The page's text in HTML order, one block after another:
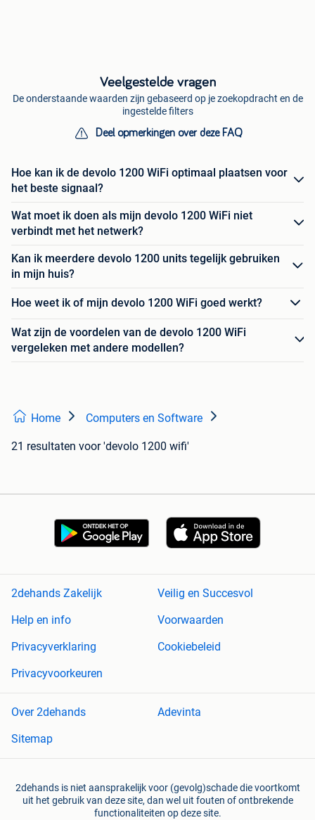
Veelgestelde vragen
De onderstaande waarden zijn gebaseerd op je zoekopdracht en de
ingestelde filters
Deel opmerkingen over deze FAQ
Hoe kan ik de devolo 1200 WiFi optimaal plaatsen voor
het beste signaal?
Wat moet ik doen als mijn devolo 1200 WiFi niet
verbindt met het netwerk?
Kan ik meerdere devolo 1200 units tegelijk gebruiken
in mijn huis?
Hoe weet ik of mijn devolo 1200 WiFi goed werkt?
Wat zijn de voordelen van de devolo 1200 WiFi
vergeleken met andere modellen?
Home Computers en Software
21 resultaten voor 'devolo 1200 wifi'
2dehands Zakelijk
Veilig en Succesvol
Help en info
Voorwaarden
Privacyverklaring
Cookiebeleid
Privacyvoorkeuren
Over 2dehands
Adevinta
Sitemap
2dehands is niet aansprakelijk voor (gevolg)schade die voortkomt
uit het gebruik van deze site, dan wel uit fouten of ontbrekende
functionaliteiten op deze site.